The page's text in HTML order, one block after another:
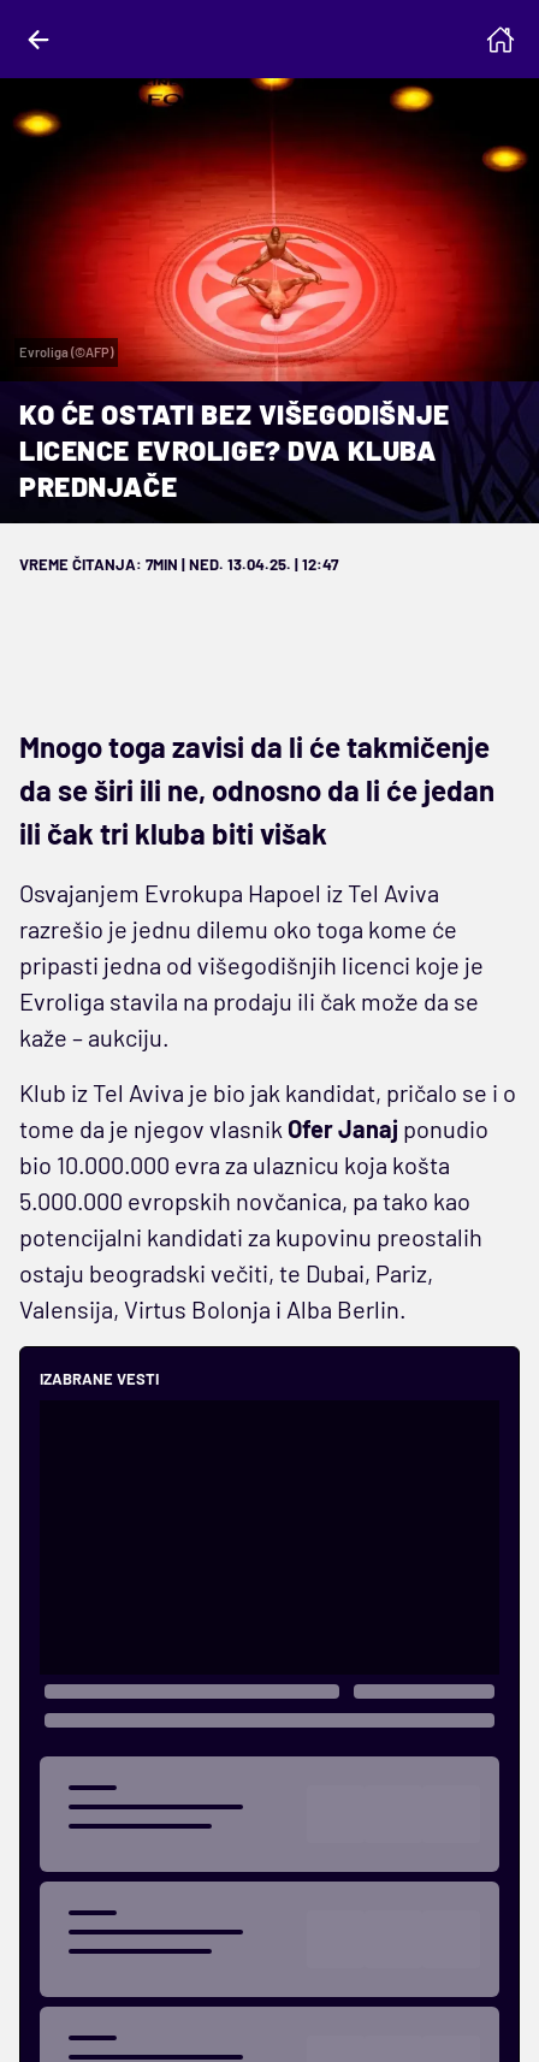
Evroliga (©AFP)
KO ĆE OSTATI BEZ VIŠEGODIŠNJE
LICENCE EVROLIGE? DVA KLUBA
PREDNJAČE
VREME ČITANJA: 7MIN | NED. 13.04.25. | 12:47
Mnogo toga zavisi da li će takmičenje
da se širi ili ne, odnosno da li će jedan
ili čak tri kluba biti višak
Osvajanjem Evrokupa Hapoel iz Tel Aviva
razrešio je jednu dilemu oko toga kome će
pripasti jedna od višegodišnjih licenci koje je
Evroliga stavila na prodaju ili čak može da se
kaže – aukciju.
Klub iz Tel Aviva je bio jak kandidat, pričalo se i o
tome da je njegov vlasnik Ofer Janaj ponudio
bio 10.000.000 evra za ulaznicu koja košta
5.000.000 evropskih novčanica, pa tako kao
potencijalni kandidati za kupovinu preostalih
ostaju beogradski večiti, te Dubai, Pariz,
Valensija, Virtus Bolonja i Alba Berlin.
IZABRANE VESTI